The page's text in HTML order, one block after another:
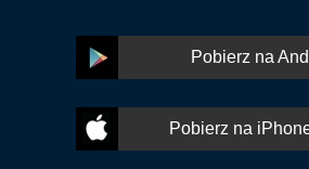
Pobierz na
Pobierz na